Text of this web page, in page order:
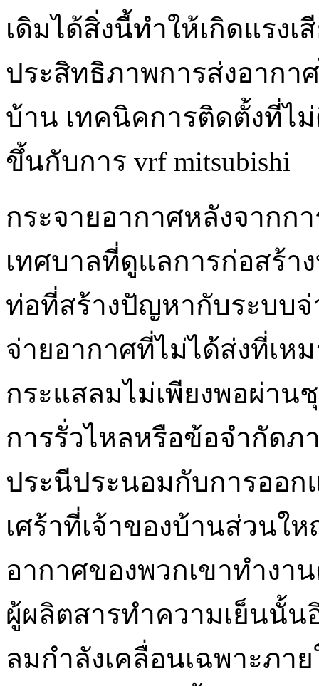
เดิมได้สิ่งนี้ทำให้เกิดแรง
ประสิทธิภาพการส่งอากา
บ้าน เทคนิคการติดตั้งที่ไ
ขึ้นกับการ vrf mitsubishi
กระจายอากาศหลังจากก
เทศบาลที่ดูแลการก่อสร้า
ท่อที่สร้างปัญหากับระบบ
จ่ายอากาศที่ไม่ได้ส่งที่เห
กระแสลมไม่เพียงพอผ่าน
การรั่วไหลหรือข้อจำกัดภ
ประนีประนอมกับการออก
เศร้าที่เจ้าของบ้านส่วนใ
อากาศของพวกเขาทำงา
ผู้ผลิตสารทำความเย็นนั้น
ลมกำลังเคลื่อนเฉพาะภา